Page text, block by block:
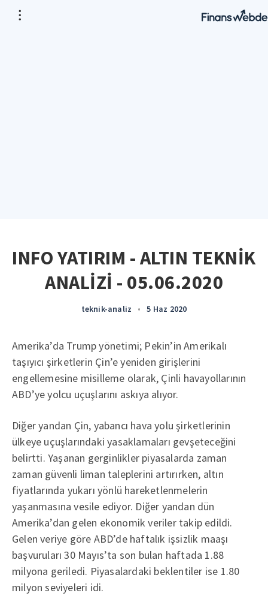
INFO YATIRIM - ALTIN TEKNİK
ANALİZİ - 05.06.2020
teknik-analiz • 5 Haz 2020
Amerika’da Trump yönetimi; Pekin’in Amerikalı
taşıyıcı şirketlerin Çin’e yeniden girişlerini
engellemesine misilleme olarak, Çinli havayollarının
ABD’ye yolcu uçuşlarını askıya alıyor.
Diğer yandan Çin, yabancı hava yolu şirketlerinin
ülkeye uçuşlarındaki yasaklamaları gevşeteceğini
belirtti. Yaşanan gerginlikler piyasalarda zaman
zaman güvenli liman taleplerini artırırken, altın
fiyatlarında yukarı yönlü hareketlenmelerin
yaşanmasına vesile ediyor. Diğer yandan dün
Amerika’dan gelen ekonomik veriler takip edildi.
Gelen veriye göre ABD’de haftalık işsizlik maaşı
başvuruları 30 Mayıs’ta son bulan haftada 1.88
milyona geriledi. Piyasalardaki beklentiler ise 1.80
milyon seviyeleri idi.